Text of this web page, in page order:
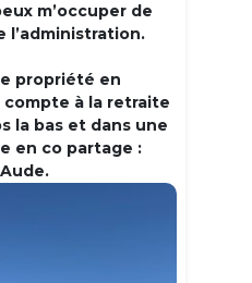
m’occuper de
l’administration.
propriété en
à la retraite
la bas et dans une
en co partage :